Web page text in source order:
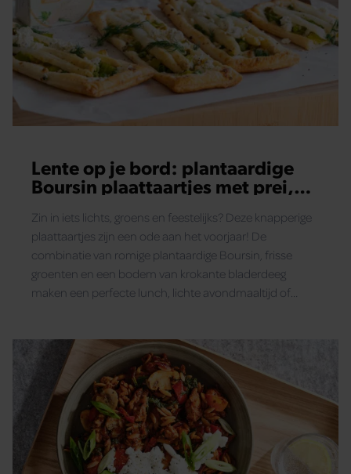
Lente op je bord: plantaardige
Boursin plaattaartjes met prei,
Zin in iets lichts, groens en feestelijks? Deze knapperige
plaattaartjes zijn een ode aan het voorjaar! De
combinatie van romige plantaardige Boursin, frisse
groenten en een bodem van krokante bladerdeeg
maken een perfecte lunch, lichte avondmaaltijd of